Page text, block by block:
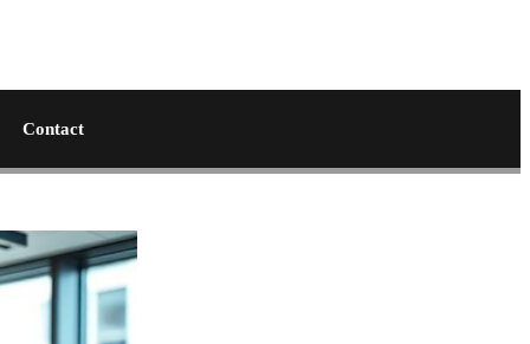
Contact